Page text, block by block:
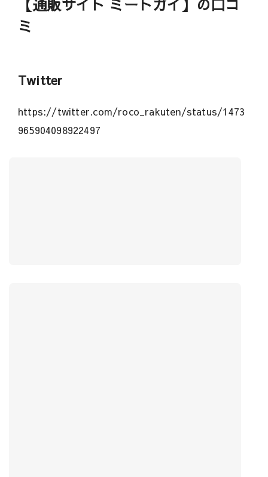
【通販サイト ミートガイ】の口コ
ミ
Twitter
https://twitter.com/roco_rakuten/status/1473
965904098922497